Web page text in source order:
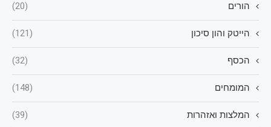
הורים (20)
הייטק והון סיכון (121)
הכסף (32)
המומחים (148)
המלצות ואזהרות (39)